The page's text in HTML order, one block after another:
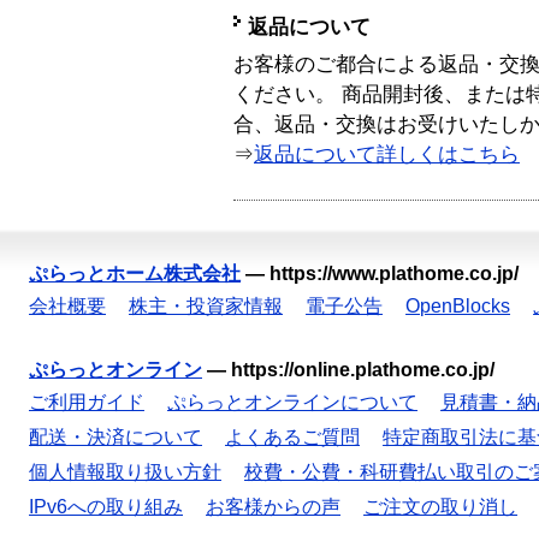
返品について
お客様のご都合による返品・交
ください。 商品開封後、または
合、返品・交換はお受けいたし
⇒返品について詳しくはこちら
ぷらっとホーム株式会社 — https://www.plathome.co.jp/
会社概要
株主・投資家情報 電子公告 OpenBlocks
ぷらっとオンライン — https://online.plathome.co.jp/
ご利用ガイド
ぷらっとオンラインについて
見積書・
配送・決済について
よくあるご質問
特定商取引法に
個人情報取り扱い方針
校費・公費・科研費払い取引のご
IPv6への取り組み
お客様からの声 ご注文の取り消し